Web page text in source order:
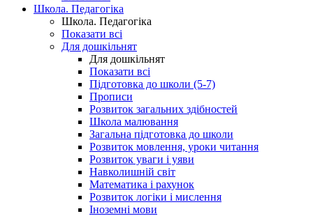
Школа. Педагогіка
Школа. Педагогіка
Показати всі
Для дошкільнят
Для дошкільнят
Показати всі
Підготовка до школи (5-7)
Прописи
Розвиток загальних здібностей
Школа малювання
Загальна підготовка до школи
Розвиток мовлення, уроки читання
Розвиток уваги і уяви
Навколишній світ
Математика і рахунок
Розвиток логіки і мислення
Іноземні мови